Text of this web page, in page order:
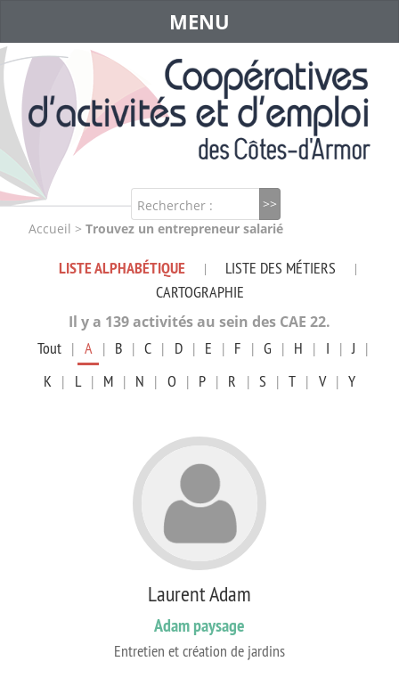
Rechercher :
MENU
Accueil > Trouvez un entrepreneur salarié
LISTE ALPHABÉTIQUE | LISTE DES MÉTIERS |
CARTOGRAPHIE
Il y a 139 activités au sein des CAE 22.
Tout | A | B | C | D | E | F | G | H | I | J |
K | L | M | N | O | P | R | S | T | V | Y
Laurent Adam
Adam paysage
Entretien et création de jardins